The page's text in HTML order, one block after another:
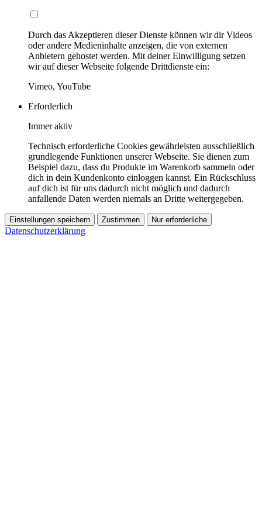
Durch das Akzeptieren dieser Dienste können wir dir Videos
oder andere Medieninhalte anzeigen, die von externen
Anbietern gehostet werden. Mit deiner Einwilligung setzen
wir auf dieser Webseite folgende Drittdienste ein:
Vimeo, YouTube
Erforderlich
Immer aktiv
Technisch erforderliche Cookies gewährleisten ausschließlich
grundlegende Funktionen unserer Webseite. Sie dienen zum
Beispiel dazu, dass du Produkte im Warenkorb sammeln oder
dich in dein Kundenkonto einloggen kannst. Ein Rückschluss
auf dich ist für uns dadurch nicht möglich und dadurch
anfallende Daten werden niemals an Dritte weitergegeben.
Einstellungen speichern Zustimmen Nur erforderliche
Datenschutzerklärung